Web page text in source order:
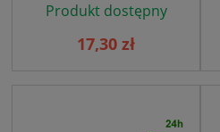
Produkt dostępny
17,30 zł